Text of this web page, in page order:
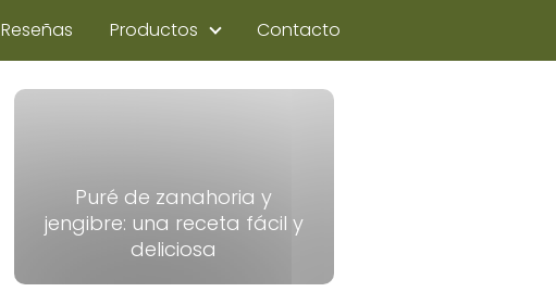
Reseñas Productos Contacto
Puré de zanahoria y
jengibre: una receta fácil y
deliciosa